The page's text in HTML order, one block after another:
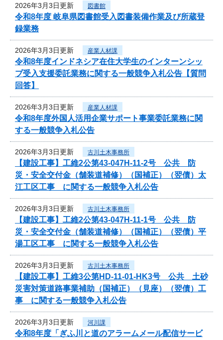
2026年3月3日更新 図書館
令和8年度 岐阜県図書館受入図書装備作業及び所蔵登
録業務
2026年3月3日更新 産業人材課
令和8年度インドネシア在住大学生のインターンシッ
プ受入支援委託業務に関する一般競争入札公告【質問
回答】
2026年3月3日更新 産業人材課
令和8年度外国人活用企業サポート事業委託業務に関
する一般競争入札公告
2026年3月3日更新 古川土木事務所
【建設工事】工維2公第43-047H-11-2号 公共 防
災・安全交付金（舗装道補修）（国補正）（翌債）太
江工区工事 に関する一般競争入札公告
2026年3月3日更新 古川土木事務所
【建設工事】工維2公第43-047H-11-1号 公共 防
災・安全交付金（舗装道補修）（国補正）（翌債）平
湯工区工事 に関する一般競争入札公告
2026年3月3日更新 古川土木事務所
【建設工事】工維3公第HD-11-01-HK3号 公共 土砂
災害対策道路事業補助（国補正）（見座）（翌債）工
事 に関する一般競争入札公告
2026年3月3日更新 河川課
令和8年度「ぎふ川と道のアラームメール配信サービ